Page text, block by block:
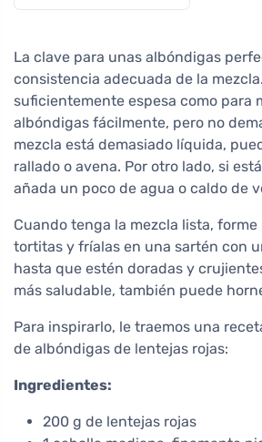
La clave para unas albóndigas
consistencia adecuada de la
suficientemente espesa como para
albóndigas fácilmente, pero no
mezcla está demasiado líquida,
rallado o avena. Por otro lado, si
añada un poco de agua o caldo de
Cuando tenga la mezcla lista,
tortitas y fríalas en una sartén con
hasta que estén doradas y
más saludable, también puede
Para inspirarlo, le traemos una
de albóndigas de lentejas rojas:
Ingredientes:
200 g de lentejas rojas